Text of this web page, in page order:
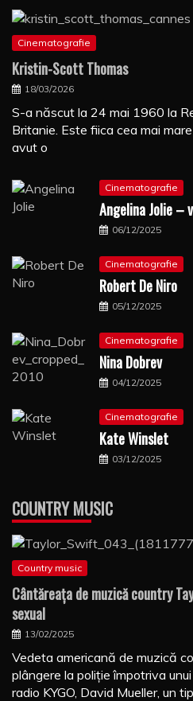
Cinematografie
Kristin-Scott Thomas
18/03/2026
S-a născut la 24 mai 1960 la
Britanie. Este fiica cea mai
avut o
Cinematografie
Angelina Jolie –
06/12/2025
Cinematografie
Robert De Niro
05/12/2025
Cinematografie
Nina Dobrev
04/12/2025
Cinematografie
Kate Winslet
03/12/2025
COUNTRY MUSIC
Country music
Cântăreaţa de muzică country
sexual
13/02/2025
Vedeta americană de muzică
plângere la poliţie împotriva
radio KYGO, David Mueller, un